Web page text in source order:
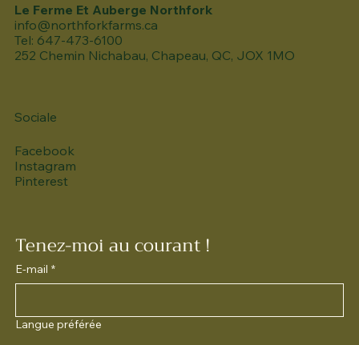
Tenez-moi au courant !
E-mail *
Langue préférée
Le Ferme Et Auberge Northfork
info@northforkfarms.ca
Tel: 647-473-6100
252 Chemin Nichabau, Chapeau, QC, JOX 1MO
Sociale
Facebook
Instagram
Pinterest